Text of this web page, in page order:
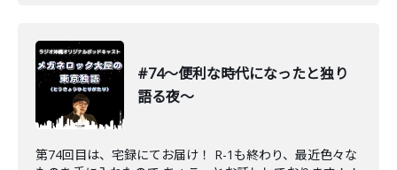
#74〜便利な時代になったと独り
語る夜〜
第74回目は、宅録にてお届け！ R-1も終わり、最近色々な